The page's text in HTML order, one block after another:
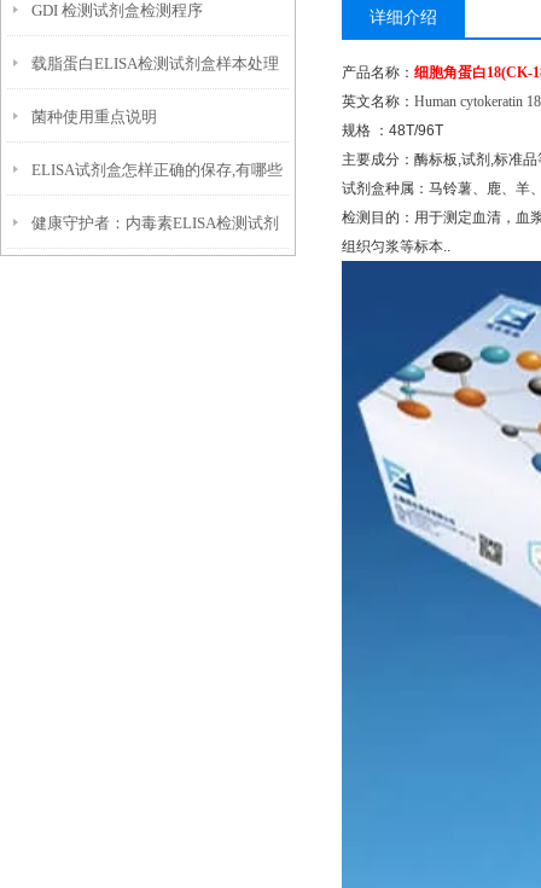
GDI 检测试剂盒检测程序
载脂蛋白ELISA检测试剂盒样本处理
及优势
菌种使用重点说明
ELISA试剂盒怎样正确的保存,有哪些
注意事项
健康守护者：内毒素ELISA检测试剂
详细介绍
产品名称： 细胞角蛋白18(CK-
英文名称： Human cytokeratin
规格 ： 48T/96T
主要成分：酶标板,试剂 ,标准品
试剂盒种属：马铃薯、鹿、羊
检测目的：用于测定血清，血
组织匀浆等标本..